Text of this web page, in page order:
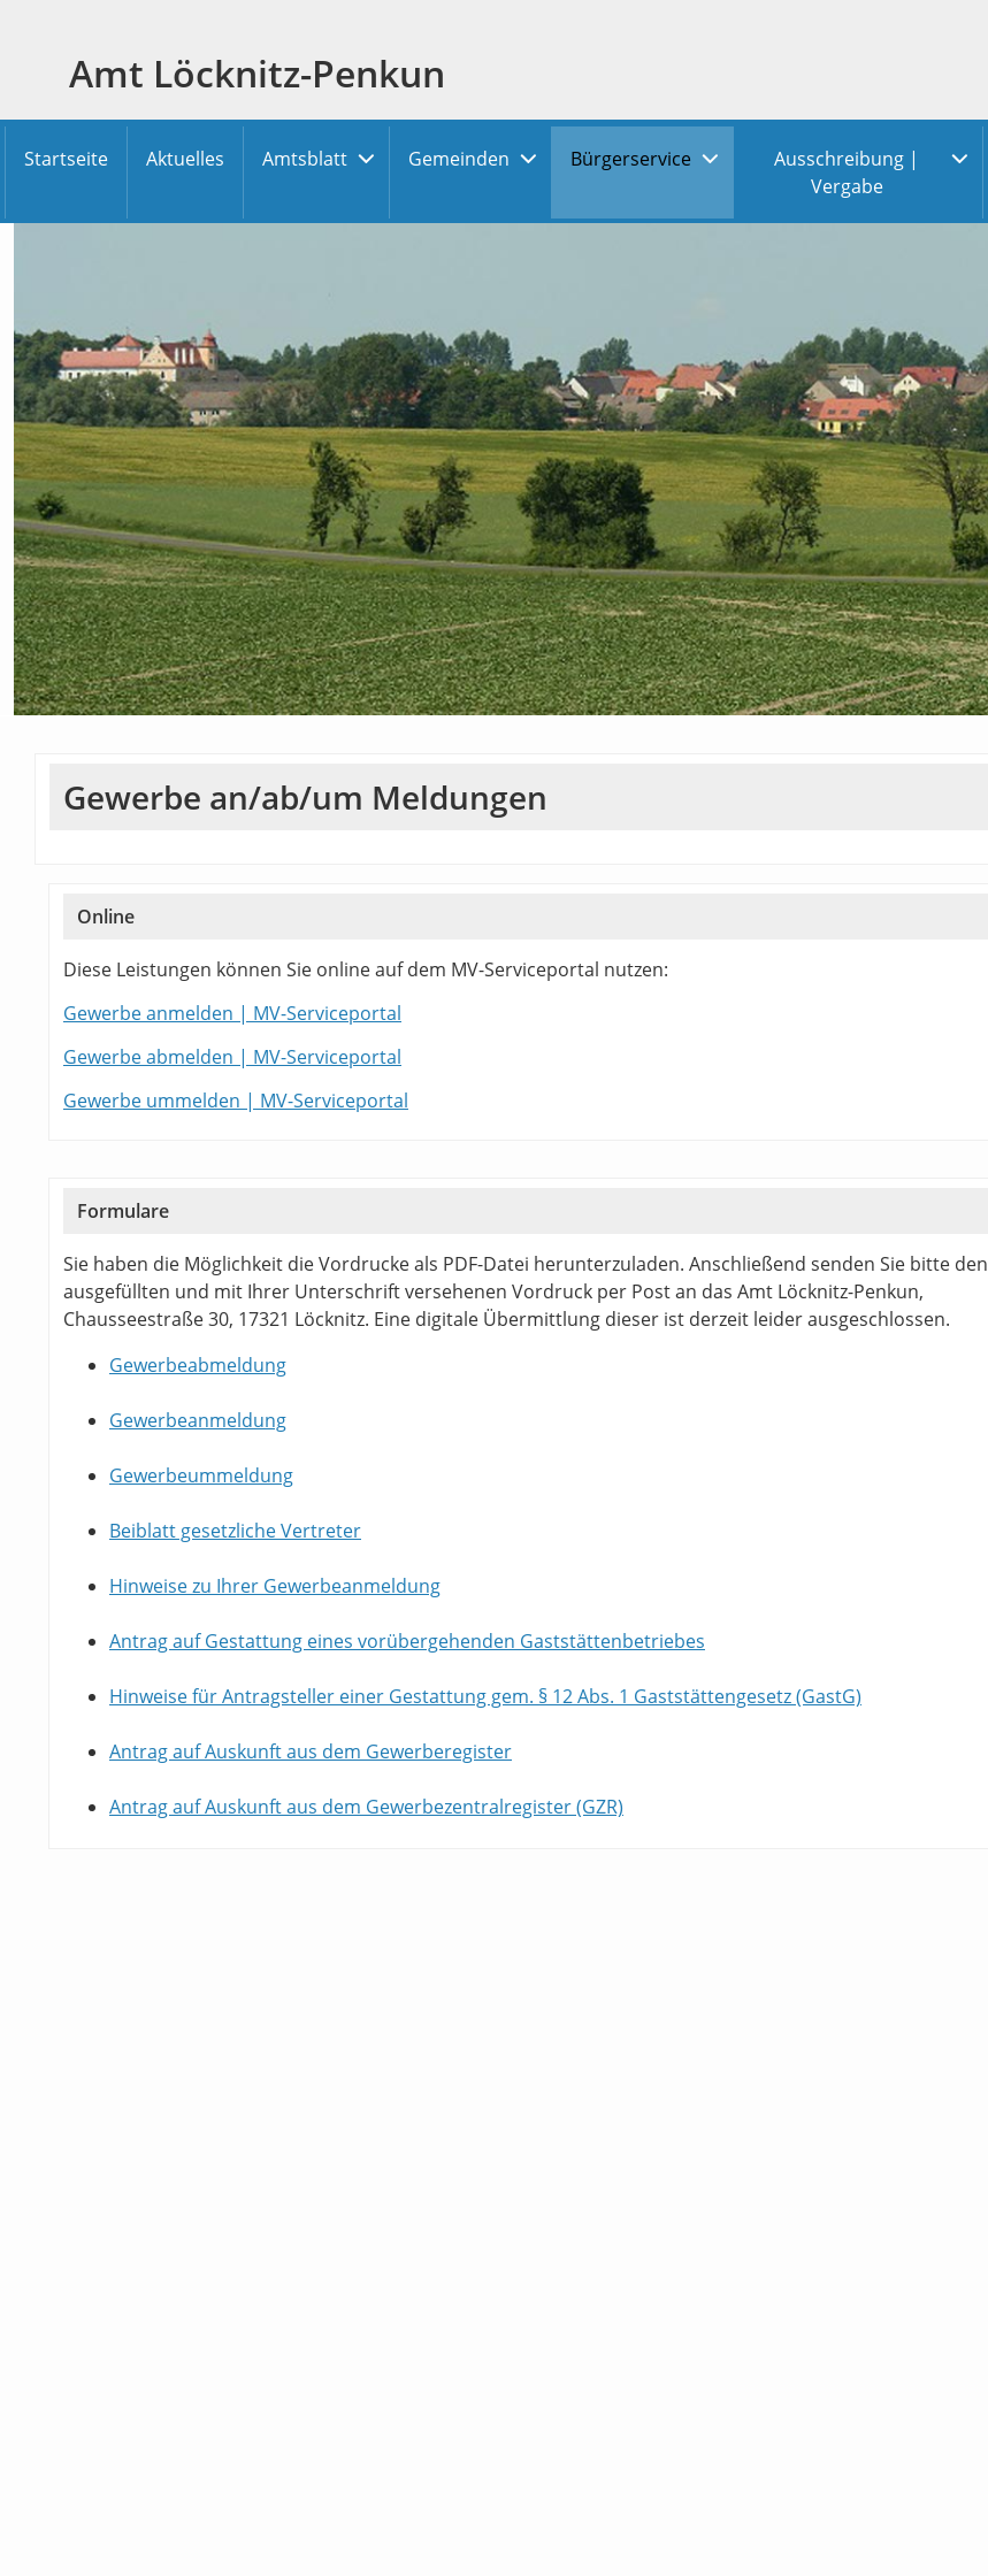
Amt Löcknitz-Penkun
Startseite Aktuelles Amtsblatt Gemeinden Bürgerservice
Ausschreibung |
Vergabe
Gewerbe an/ab/um Meldungen
Online
Diese Leistungen können Sie online auf dem MV-Serviceportal nutzen:
Gewerbe anmelden | MV-Serviceportal
Gewerbe abmelden | MV-Serviceportal
Gewerbe ummelden | MV-Serviceportal
Formulare
Sie haben die Möglichkeit die Vordrucke als PDF-Datei herunterzuladen. Anschließend senden Sie bitte den
ausgefüllten und mit Ihrer Unterschrift versehenen Vordruck per Post an das Amt Löcknitz-Penkun,
Chausseestraße 30, 17321 Löcknitz. Eine digitale Übermittlung dieser ist derzeit leider ausgeschlossen.
Gewerbeabmeldung
Gewerbeanmeldung
Gewerbeummeldung
Beiblatt gesetzliche Vertreter
Hinweise zu Ihrer Gewerbeanmeldung
Antrag auf Gestattung eines vorübergehenden Gaststättenbetriebes
Hinweise für Antragsteller einer Gestattung gem. § 12 Abs. 1 Gaststättengesetz (GastG)
Antrag auf Auskunft aus dem Gewerberegister
Antrag auf Auskunft aus dem Gewerbezentralregister (GZR)